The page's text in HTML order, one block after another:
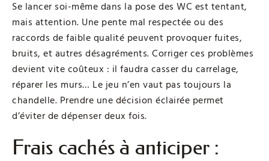
Se lancer soi-même dans la pose des WC est tentant,
mais attention. Une pente mal respectée ou des
raccords de faible qualité peuvent provoquer fuites,
bruits, et autres désagréments. Corriger ces problèmes
devient vite coûteux : il faudra casser du carrelage,
réparer les murs… Le jeu n’en vaut pas toujours la
chandelle. Prendre une décision éclairée permet
d’éviter de dépenser deux fois.
Frais cachés à anticiper :